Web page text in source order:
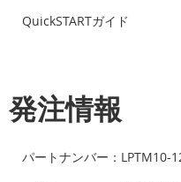
QuickSTARTガイド
発注情報
パートナンバー：LPTM10-